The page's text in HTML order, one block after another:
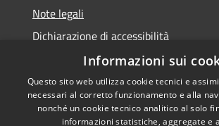
Note legali
Dichiarazione di accessibilità
Copyright
Informazioni sui
Questo sito web utilizza cookie tecnici e
necessari al corretto funzionamento e alla
nonché un cookie tecnico analitico al solo
informazioni statistiche, aggregate e